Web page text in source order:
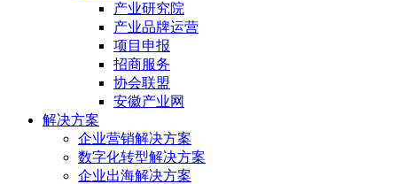
产业研究院
产业品牌运营
项目申报
招商服务
协会联盟
安徽产业网
解决方案
企业营销解决方案
数字化转型解决方案
企业出海解决方案